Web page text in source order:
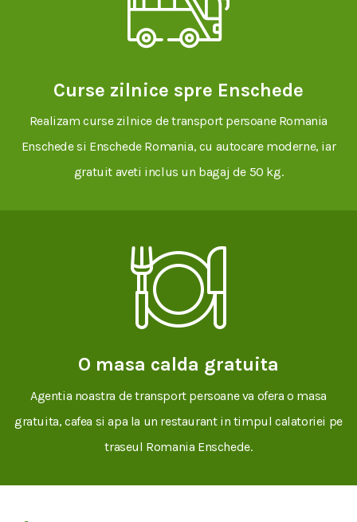
Curse zilnice spre Enschede
Realizam curse zilnice de transport persoane Romania
Enschede si Enschede Romania, cu autocare moderne, iar
gratuit aveti inclus un bagaj de 50 kg.
O masa calda gratuita
Agentia noastra de transport persoane va ofera o masa
gratuita, cafea si apa la un restaurant in timpul calatoriei pe
traseul Romania Enschede.